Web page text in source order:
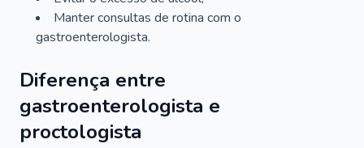
Manter consultas de rotina com o
gastroenterologista.
Diferença entre
gastroenterologista e
proctologista